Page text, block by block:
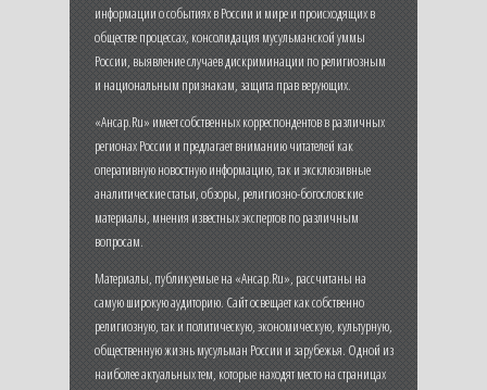
информации о событиях в России и мире и происходящих в
обществе процессах, консолидация мусульманской уммы
России, выявление случаев дискриминации по религиозным
и национальным признакам, защита прав верующих.
«Ансар.Ru» имеет собственных корреспондентов в различных
регионах России и предлагает вниманию читателей как
оперативную новостную информацию, так и эксклюзивные
аналитические статьи, обзоры, религиозно-богословские
материалы, мнения известных экспертов по различным
вопросам.
Материалы, публикуемые на «Ансар.Ru», рассчитаны на
самую широкую аудиторию. Сайт освещает как собственно
религиозную, так и политическую, экономическую, культурную,
общественную жизнь мусульман России и зарубежья. Одной из
наиболее актуальных тем, которые находят место на страницах